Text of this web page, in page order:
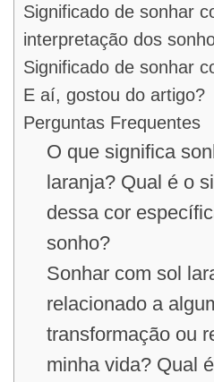
Significado de sonhar
interpretação dos
Significado de sonhar
E aí, gostou do artigo?
Perguntas Frequentes
O que significa
laranja? Qual é o
dessa cor
sonho?
Sonhar com sol
relacionado a
transformação ou
minha vida? Qual